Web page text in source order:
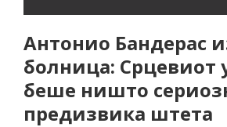
Антонио Бандерас
болница: Срцевиот
беше ништо
предизвика штета